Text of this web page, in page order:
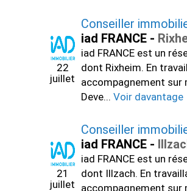
22
juillet
Conseiller
iad FRANCE -
iad FRANCE est un
dont Rixheim. En
accompagnement sur
Deve... Voir davantage
21
juillet
Conseiller
iad FRANCE -
iad FRANCE est un
dont Illzach. En
accompagnement sur